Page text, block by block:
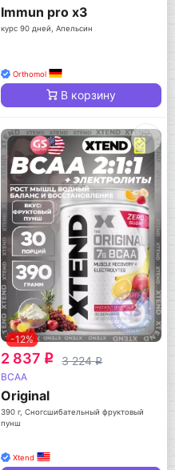
Immun pro x3
курс 90 дней, Апельсин
Orthomol
В корзину
-12%
2 837 q 3 224q
BCAA
Original
390 г, Сногсшибательный фруктовый
пунш
Xtend